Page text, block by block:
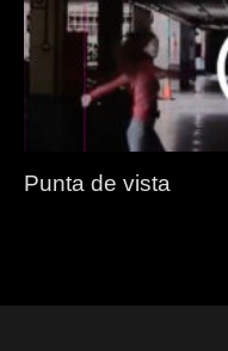
Punta de vista